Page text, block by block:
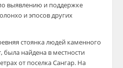
выявлению и поддержке
и эпосов других
стоянка людей каменного
была найдена в местности
от поселка Сангар. На